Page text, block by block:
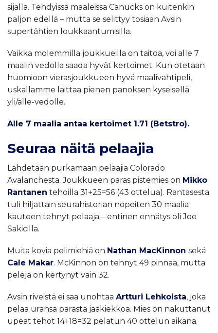
sijalla. Tehdyissä maaleissa Canucks on kuitenkin
paljon edellä – mutta se selittyy tosiaan Avsin
supertähtien loukkaantumisilla.
Vaikka molemmilla joukkueilla on taitoa, voi alle 7
maalin vedolla saada hyvät kertoimet. Kun otetaan
huomioon vierasjoukkueen hyvä maalivahtipeli,
uskallamme laittaa pienen panoksen kyseisellä
yli/alle-vedolle.
Alle 7 maalia antaa kertoimet 1.71 (Betstro).
Seuraa näitä pelaajia
Lähdetään purkamaan pelaajia Colorado
Avalanchesta. Joukkueen paras pistemies on Mikko
Rantanen tehoilla 31+25=56 (43 ottelua). Rantasesta
tuli hiljattain seurahistorian nopeiten 30 maalia
kauteen tehnyt pelaaja – entinen ennätys oli Joe
Sakicilla.
Muita kovia pelimiehiä on Nathan MacKinnon sekä
Cale Makar. McKinnon on tehnyt 49 pinnaa, mutta
pelejä on kertynyt vain 32.
Avsin riveistä ei saa unohtaa Artturi Lehkoista, joka
pelaa uransa parasta jääkiekkoa. Mies on nakuttanut
upeat tehot 14+18=32 pelatun 40 ottelun aikana.